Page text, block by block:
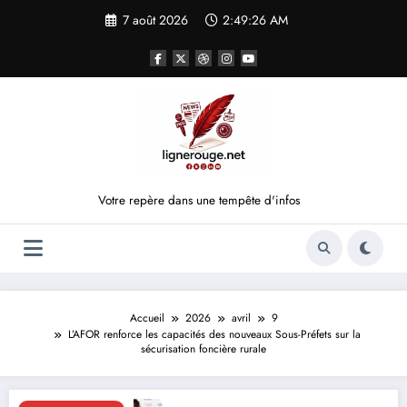
7 août 2026 2:49:27 AM
Votre repère dans une tempête d'infos
Accueil 2026 avril
9
L’AFOR renforce les capacités des nouveaux Sous-Préfets sur la
sécurisation foncière rurale